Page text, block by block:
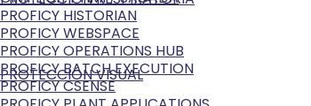
PROTECCIÓN VISUAL
PROFICY HISTORIAN
PROFICY WEBSPACE
PROFICY OPERATIONS HUB
PROFICY BATCH EXECUTION
PROFICY CSENSE